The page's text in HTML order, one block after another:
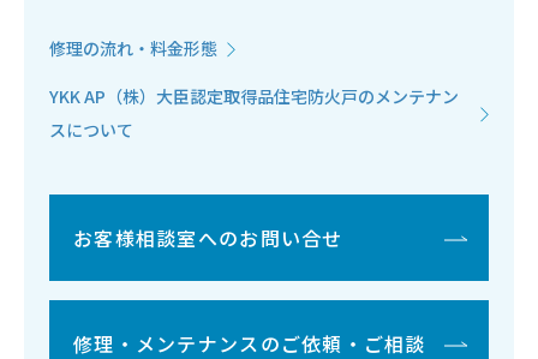
修理の流れ・料金形態
YKK AP（株）大臣認定取得品住宅防火戸のメンテナン
スについて
お客様相談室へのお問い合せ
修理・メンテナンスのご依頼・ご相談